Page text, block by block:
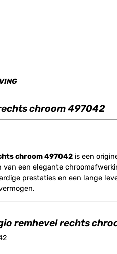
chroom 497042
chroom 497042is een
van een elegante
prestaties en een lange
remhevel rechts